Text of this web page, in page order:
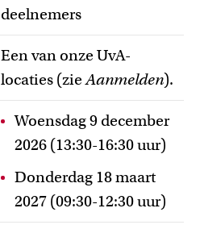
deelnemers
Een van onze UvA-
locaties (zieAanmelden).
Woensdag 9 december
2026 (13:30-16:30 uur)
Donderdag 18 maart
2027 (09:30-12:30 uur)